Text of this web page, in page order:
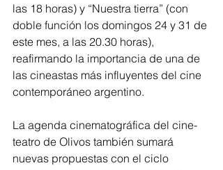
las 18 horas) y “Nuestra tierra” (con
doble función los domingos 24 y 31 de
este mes, a las 20.30 horas),
reafirmando la importancia de una de
las cineastas más influyentes del cine
contemporáneo argentino.
La agenda cinematográfica del cine-
teatro de Olivos también sumará
nuevas propuestas con el ciclo